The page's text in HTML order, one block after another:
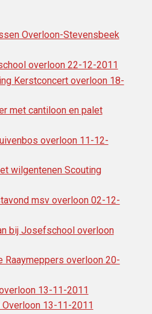
Overloon-Stevensbeek
overloon 22-12-2011
Kerstconcert overloon 18-
met cantiloon en palet
overloon 11-12-
wilgentenen Scouting
msv overloon 02-12-
bij Josefschool overloon
Raaymeppers overloon 20-
13-11-2011
13-11-2011